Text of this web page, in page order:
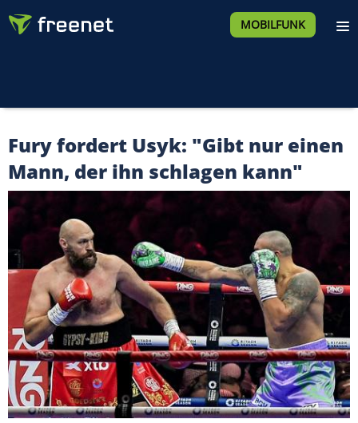
MOBILFUNK
Fury fordert Usyk: "Gibt nur einen
Mann, der ihn schlagen kann"